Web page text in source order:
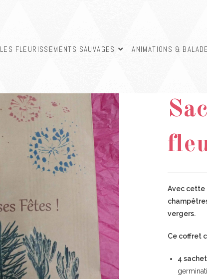
LES FLEURISSEMENTS SAUVAGES ANIMATIONS &
Avec cette
vergers.
Ce coffret
4